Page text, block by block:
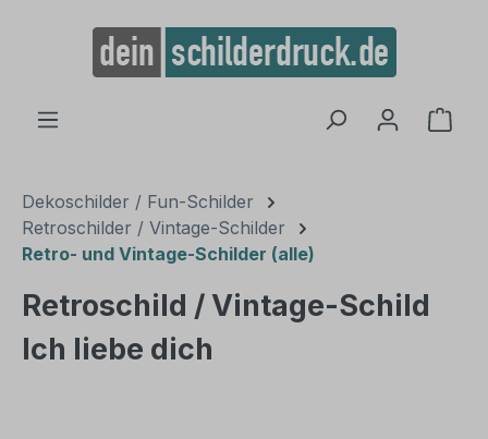
springen
Dekoschilder / Fun-Schilder
Retroschilder / Vintage-Schilder
Retro- und Vintage-Schilder (alle)
Retroschild / Vintage-Schild
Ich liebe dich